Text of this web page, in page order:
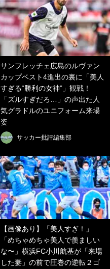
サンフレッチェ広島のルヴァン
カップベスト4進出の裏に「美人
すぎる“勝利の女神”」観戦！
「ズルすぎだろ…」の声出た人
気グラドルのユニフォーム来場
姿
サッカー批評編集部
【画像あり】「美人すぎ！」
「めちゃめちゃ美人で羨ましい
な〜」横浜FC小川航基が「来場
した妻」の前で圧巻の逆転２ゴ